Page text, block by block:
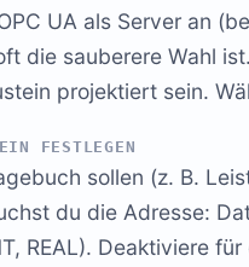
UA als Server an
die sauberere Wahl
projektiert sein.
FESTLEGEN
sollen (z. B.
du die Adresse:
REAL). Deaktiviere